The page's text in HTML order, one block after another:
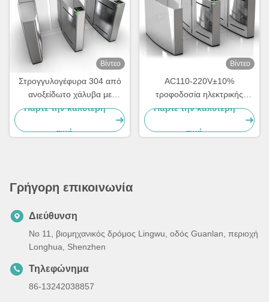
Βίντεο
Στρογγυλογέφυρα 304 από
ανοξείδωτο χάλυβα με
RS232/RS485 στεγνή επαφή
Πάρτε την καλύτερη
τιμή
Βίντεο
AC110-220V±10%
τροφοδοσία ηλεκτρικής
ενέργειας Αλουμινένια
ηλεκτρικούς κινητήρες και
Πάρτε την καλύτερη
τιμή
Γρήγορη επικοινωνία
Διεύθυνση
Νο 11, βιομηχανικός δρόμος Lingwu, οδός Guanlan, περιοχή
Longhua, Shenzhen
Τηλεφώνημα
86-13242038857